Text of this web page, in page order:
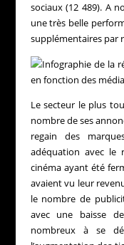
sociaux (12 489). A
une très belle
supplémentaires par
Le secteur le plus
nombre de ses
regain des
adéquation avec le
cinéma ayant été
avaient vu leur
le nombre de
avec une baisse
nombreux à se